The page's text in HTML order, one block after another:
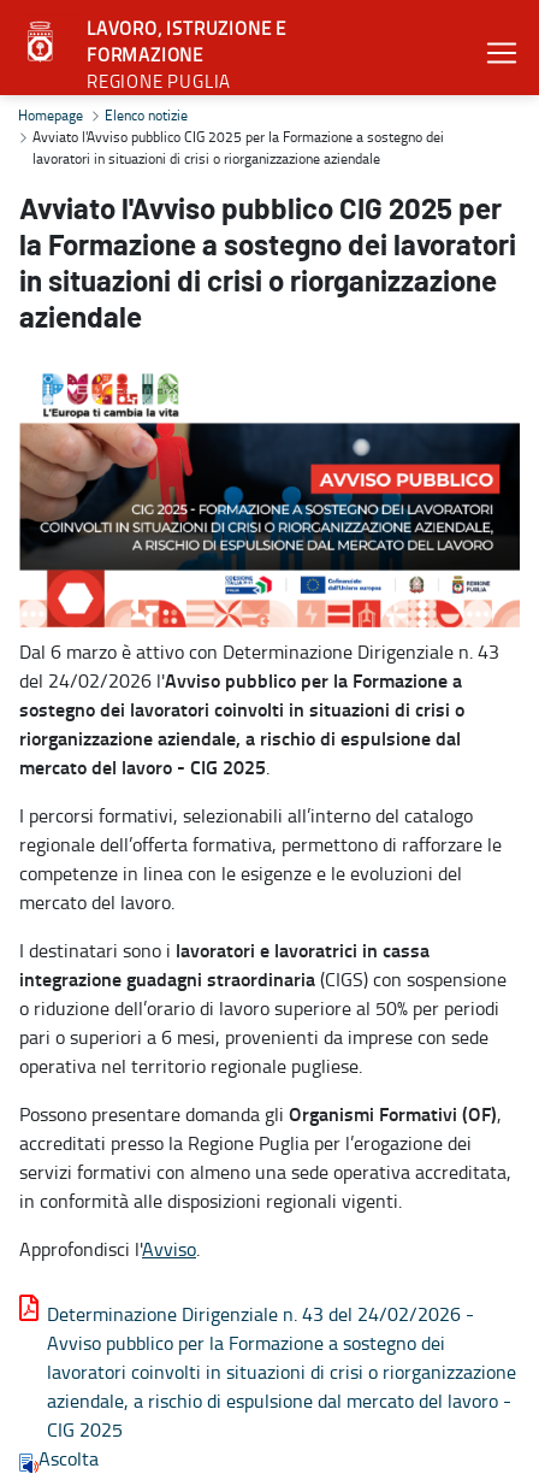
LAVORO, ISTRUZIONE E
FORMAZIONE
REGIONE PUGLIA
Avviato l'Avviso pubblico CIG 2025 per la Formazione a
Homepage
Elenco notizie
Avviato l'Avviso pubblico CIG 2025 per la Formazione a sostegno dei
lavoratori in situazioni di crisi o riorganizzazione aziendale
Avviato l'Avviso pubblico CIG 2025 per
la Formazione a sostegno dei lavoratori
in situazioni di crisi o riorganizzazione
aziendale
Dal 6 marzo è attivo con Determinazione Dirigenziale n. 43
del 24/02/2026 l'Avviso pubblico per la Formazione a
sostegno dei lavoratori coinvolti in situazioni di crisi o
riorganizzazione aziendale, a rischio di espulsione dal
mercato del lavoro - CIG 2025.
I percorsi formativi, selezionabili all’interno del catalogo
regionale dell’offerta formativa, permettono di rafforzare le
competenze in linea con le esigenze e le evoluzioni del
mercato del lavoro.
I destinatari sono i lavoratori e lavoratrici in cassa
integrazione guadagni straordinaria(CIGS) con sospensione
o riduzione dell’orario di lavoro superiore al 50% per periodi
pari o superiori a 6 mesi, provenienti da imprese con sede
operativa nel territorio regionale pugliese.
Possono presentare domanda gli Organismi Formativi (OF),
accreditati presso la Regione Puglia per l’erogazione dei
servizi formativi con almeno una sede operativa accreditata,
in conformità alle disposizioni regionali vigenti.
Approfondisci l'Avviso.
Determinazione Dirigenziale n. 43 del 24/02/2026 -
Avviso pubblico per la Formazione a sostegno dei
lavoratori coinvolti in situazioni di crisi o riorganizzazione
aziendale, a rischio di espulsione dal mercato del lavoro -
CIG 2025
Ascolta